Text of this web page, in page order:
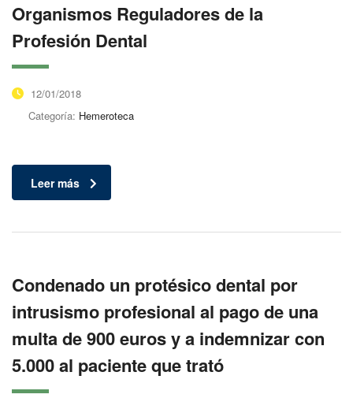
Organismos Reguladores de la
Profesión Dental
12/01/2018
Categoría: Hemeroteca
Leer más
Condenado un protésico dental por
intrusismo profesional al pago de una
multa de 900 euros y a indemnizar con
5.000 al paciente que trató